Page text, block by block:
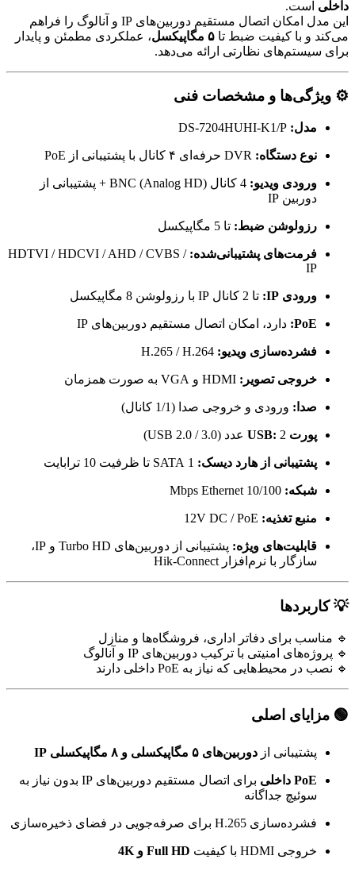
داخلی است.
این مدل امکان اتصال مستقیم دوربین‌های IP و آنالوگ را فراهم
می‌کند و با کیفیت ضبط تا ۵ مگاپیکسل
، عملکردی مطمئن و پایدار
برای سیستم‌های نظارتی ارائه می‌دهد.
⚙️ ویژگی‌ها و مشخصات فنی
مدل:
نوع دستگاه:
ورودی ویدیو:
4 کانال BNC (Analog HD) + پشتیبانی از
دوربین IP
رزولوشن ضبط: تا 5 مگاپیکسل
فرمت‌های پشتیبانی‌شده: HDTVI / HDCVI / AHD / CVBS /
IP
ورودی IP: تا 2 کانال IP با رزولوشن 8 مگاپیکسل
PoE: دارد، امکان اتصال مستقیم دوربین‌های IP
فشرده‌سازی ویدیو:
خروجی تصویر:
صدا: ورودی و خروجی صدا (1/1 کانال)
پورت USB: 2 عدد (USB 2.0 / 3.0)
پشتیبانی از هارد دیسک:
شبکه:
منبع تغذیه:
قابلیت‌های ویژه:
پشتیبانی از دوربین‌های Turbo HD و IP،
سازگار با نرم‌افزار Hik-Connect
💡 کاربردها
🔹 مناسب برای دفاتر اداری، فروشگاه‌ها و منازل
🔹 پروژه‌های امنیتی با ترکیب دوربین‌های IP و آنالوگ
🔹 نصب در محیط‌هایی که نیاز به PoE داخلی دارند
🟢 مزایای اصلی
پشتیبانی از دوربین‌های ۵ مگاپیکسلی و ۸ مگاپیکسلی IP
PoE داخلی
برای اتصال مستقیم دوربین‌های IP بدون نیاز به
سوئیچ جداگانه
فشرده‌سازی H.265 برای صرفه‌جویی در فضای ذخیره‌سازی
خروجی HDMI با کیفیت Full HD و 4K